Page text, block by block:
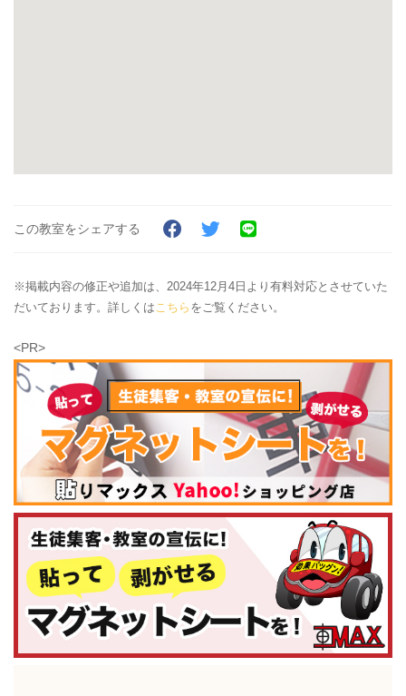
この教室をシェアする
※掲載内容の修正や追加は、2024年12月4日より有料対応とさせていた
だいております。詳しくはこちら をご覧ください。
<PR>